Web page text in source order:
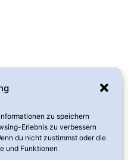
zu speichern
Erlebnis zu verbessern
du nicht zustimmst oder die
und Funktionen